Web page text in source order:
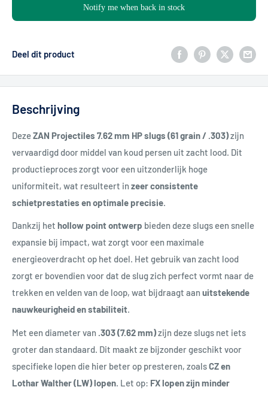
Notify me when back in stock
Deel dit product
Beschrijving
DezeZAN Projectiles 7.62 mm HP slugs (61 grain / .303)zijn
vervaardigd door middel van koud persen uit zacht lood. Dit
productieproces zorgt voor een uitzonderlijk hoge
uniformiteit, wat resulteert in zeer consistente
schietprestaties en optimale precisie
Dankzij het hollow point ontwerp bieden deze slugs een snelle
expansie bij impact, wat zorgt voor een maximale
energieoverdracht op het doel. Het gebruik van zacht lood
zorgt er bovendien voor dat de slug zich perfect vormt naar de
trekken en velden van de loop, wat bijdraagt aan uitstekende
nauwkeurigheid en stabiliteit.
Met een diameter van .303 (7.62 mm)zijn deze slugs net iets
groter dan standaard. Dit maakt ze bijzonder geschikt voor
specifieke lopen die hier beter op presteren, zoalsCZ en
Lothar Walther (LW) lopen . Let op: FX lopen zijn minder